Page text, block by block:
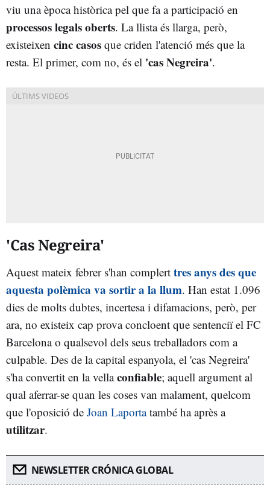
viu una època històrica pel que fa a participació en
processos legals oberts. La llista és llarga, però,
existeixen cinc casos que criden l'atenció més que la
resta. El primer, com no, és el 'cas Negreira'.
'Cas Negreira'
Aquest mateix febrer s'han complert tres anys des que
aquesta polèmica va sortir a la llum. Han estat 1.096
dies de molts dubtes, incertesa i difamacions, però, per
ara, no existeix cap prova concloent que sentenciï el FC
Barcelona o qualsevol dels seus treballadors com a
culpable. Des de la capital espanyola, el 'cas Negreira'
s'ha convertit en la vellaconfiable; aquell argument al
qual aferrar-se quan les coses van malament, quelcom
que l'oposició de Joan Laportatambé ha après a
utilitzar.
NEWSLETTER CRÓNICA GLOBAL